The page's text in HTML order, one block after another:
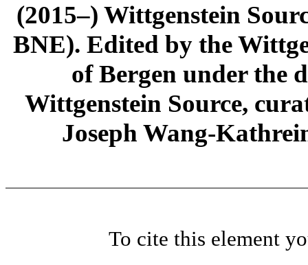
(2015–) Wittgenstein
BNE). Edited by the
of Bergen under the
Wittgenstein Source,
Joseph Wang-
To cite this element